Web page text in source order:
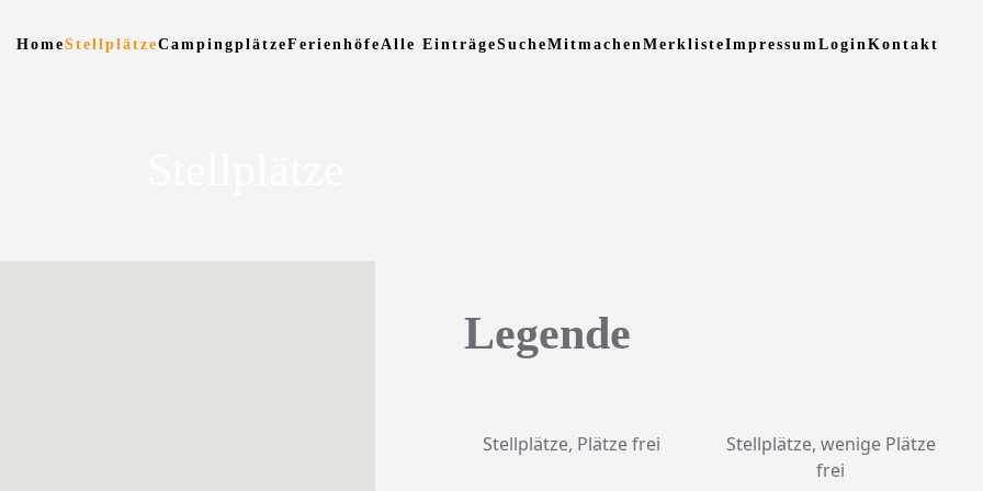
HomeStellplätzeCampingplätzeFerienhöfe Alle EinträgeSucheMitmachen MerklisteImpressum Login Kontakt
Legende
Stellplätze, Plätze frei
Stellplätze, wenige Plätze
frei